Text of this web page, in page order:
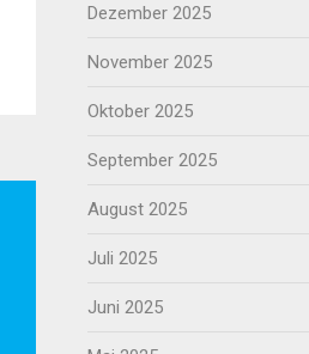
Dezember 2025
November 2025
Oktober 2025
September 2025
August 2025
Juli 2025
Juni 2025